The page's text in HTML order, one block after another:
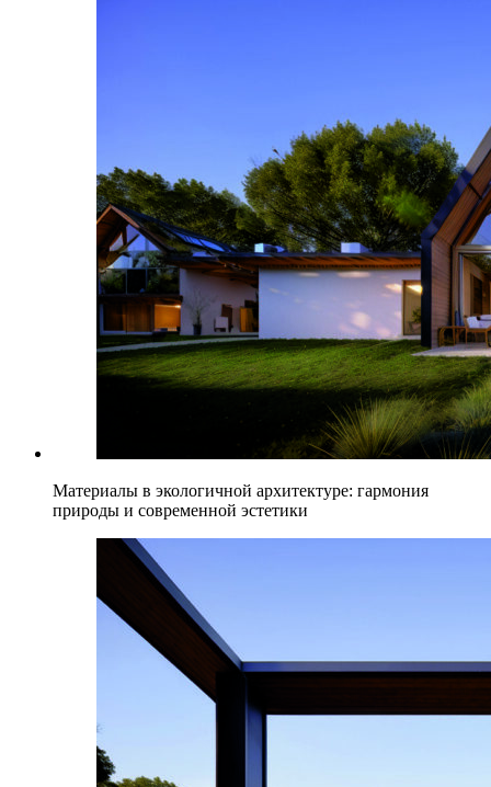
Материалы в экологичной архитектуре: гармония
природы и современной эстетики